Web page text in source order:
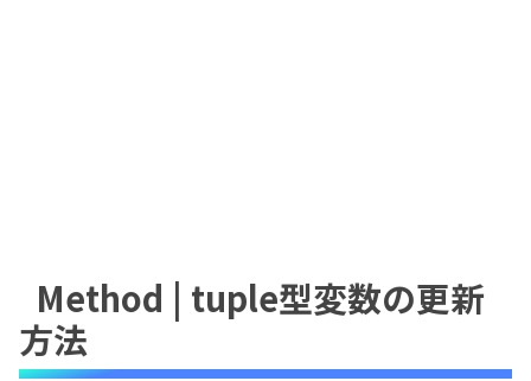
Method | tuple型変数の更新
方法